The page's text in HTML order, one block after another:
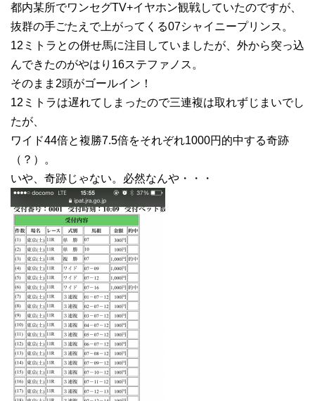
都内某所でワンセグTV+イヤホン観戦していたのですが、
抜群の手ごたえで上がってくる07シャイニープリンス。
12ミトラとの併せ馬に注目していましたが、外から突っ込
んできたのがやはり16ステファノス。
そのまま2頭がゴールイン！
12ミトラは遅れてしまったので三連複は取れずじまいでし
たが、
ワイド44倍と複勝7.5倍をそれぞれ1000円的中する奇跡
（？）。
いや、奇跡じゃない。必然なんや・・・